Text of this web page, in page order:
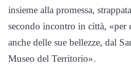
insieme alla promessa,
secondo incontro in città, «per
anche delle sue bellezze, dal
Museo del Territorio».